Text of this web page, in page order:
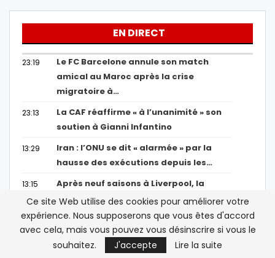
EN DIRECT
23:19
Le FC Barcelone annule son match
amical au Maroc après la crise
migratoire à…
23:13
La CAF réaffirme « à l’unanimité » son
soutien à Gianni Infantino
13:29
Iran : l’ONU se dit « alarmée » par la
hausse des exécutions depuis les…
13:15
Après neuf saisons à Liverpool, la
nouvelle vie turque de l’international…
Afficher Plus
Ce site Web utilise des cookies pour améliorer votre
expérience. Nous supposerons que vous êtes d'accord
avec cela, mais vous pouvez vous désinscrire si vous le
souhaitez.
J'accepte Lire la suite